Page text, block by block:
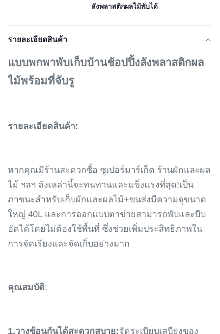
ลังพลาสติกผลไม้พับได้
รายละเอียดสินค้า
แบบพกพาพับเก็บบ้านช้อปปิ้งลังพลาสติกผล
ไม้พร้อมที่จับรู
รายละเอียดสินค้า:
หากคุณมีร้านสะดวกซื้อ ซูเปอร์มาร์เก็ต ร้านผักและผล
ไม้ ฯลฯ ลังเหล่านี้จะทนทานและแข็งแรงที่สุด!เป็น
ภาชนะสำหรับเก็บผักและผลไม้+ขนส่งมีความจุขนาด
ใหญ่ 40L และการออกแบบตาข่ายสามารถพับและบีบ
อัดได้โดยไม่ต้องใช้พื้นที่ ซึ่งช่วยเพิ่มประสิทธิภาพใน
การจัดเรียงและจัดเก็บอย่างมาก
คุณสมบัติ:
1,วางซ้อนกันได้สะดวกสบาย:จัดระเบียบเสบียงของ